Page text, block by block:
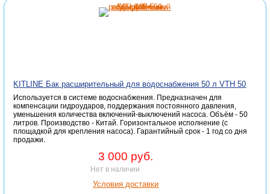
KITLINE Бак расширительный для водоснабжения 50 л VTH 50
Используется в системе водоснабжения. Предназначен для
компенсации гидроударов, поддержания постоянного давления,
уменьшения количества включений-выключений насоса. Объём - 50
литров. Производство - Китай. Горизонтальное исполнение (с
площадкой для крепления насоса). Гарантийный срок - 1 год со дня
продажи.
3 000 руб.
Нет в наличии
Условия доставки